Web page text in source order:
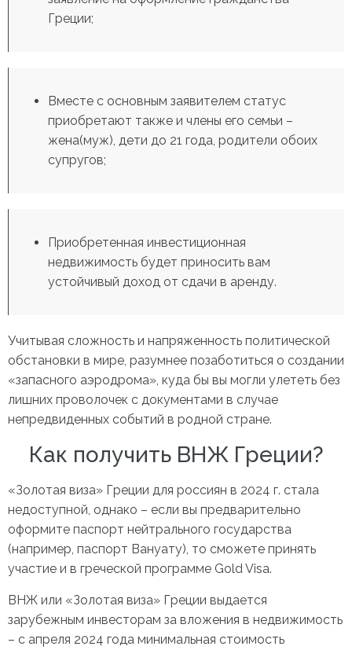
Греции;
Вместе с основным заявителем статус
приобретают также и члены его семьи –
жена(муж), дети до 21 года, родители обоих
супругов;
Приобретенная инвестиционная
недвижимость будет приносить вам
устойчивый доход от сдачи в аренду.
Учитывая сложность и напряженность политической
обстановки в мире, разумнее позаботиться о создании
«запасного аэродрома», куда бы вы могли улететь без
лишних проволочек с документами в случае
непредвиденных событий в родной стране.
Как получить ВНЖ Греции?
«Золотая виза» Греции для россиян в 2024 г. стала
недоступной, однако – если вы предварительно
оформите паспорт нейтрального государства
(например, паспорт Вануату), то сможете принять
участие и в греческой программе Gold Visa.
ВНЖ или «Золотая виза» Греции выдается
зарубежным инвесторам за вложения в недвижимость
– с апреля 2024 года минимальная стоимость